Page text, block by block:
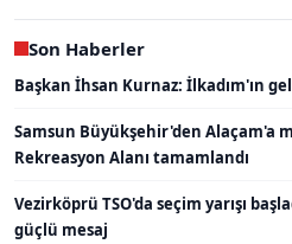
Son Haberler
Başkan İhsan Kurnaz: İlkadım'ın
Samsun Büyükşehir'den Alaçam'a
Rekreasyon Alanı tamamlandı
Vezirköprü TSO'da seçim yarışı
güçlü mesaj